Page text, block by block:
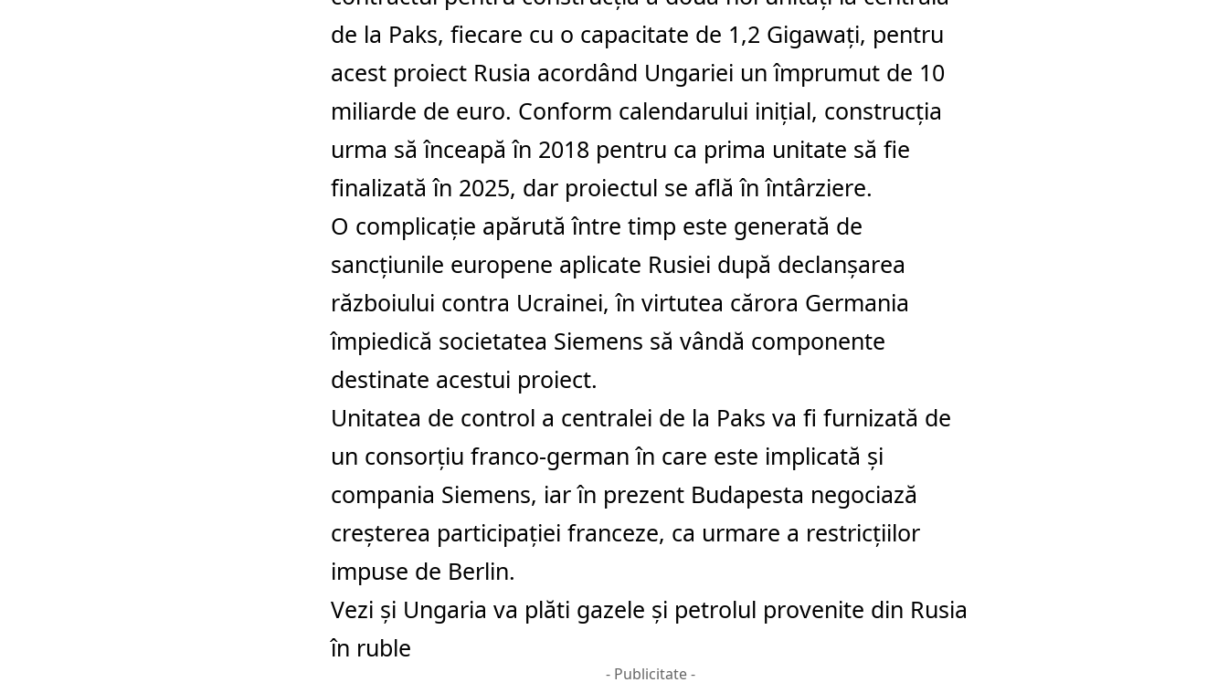
de la Paks, fiecare cu o capacitate de 1,2 Gigawaţi, pentru
acest proiect Rusia acordând Ungariei un împrumut de 10
miliarde de euro. Conform calendarului iniţial, construcţia
urma să înceapă în 2018 pentru ca prima unitate să fie
finalizată în 2025, dar proiectul se află în întârziere.
O complicaţie apărută între timp este generată de
sancţiunile europene aplicate Rusiei după declanşarea
războiului contra Ucrainei, în virtutea cărora Germania
împiedică societatea Siemens să vândă componente
destinate acestui proiect.
Unitatea de control a centralei de la Paks va fi furnizată de
un consorţiu franco-german în care este implicată şi
compania Siemens, iar în prezent Budapesta negociază
creşterea participaţiei franceze, ca urmare a restricţiilor
impuse de Berlin.
Vezi și Ungaria va plăti gazele şi petrolul provenite din Rusia
în ruble
- Publicitate -